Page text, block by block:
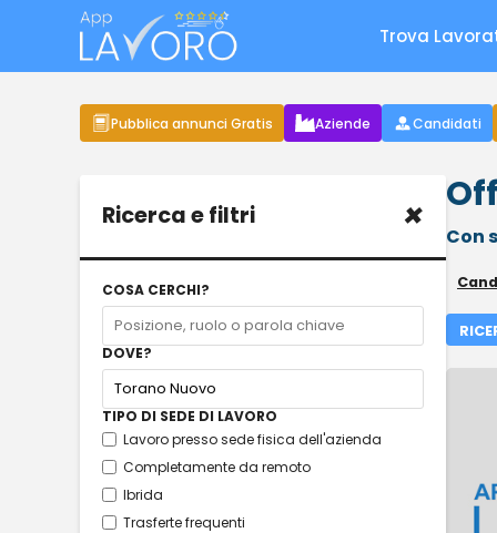
Trova
Pubblica annunci Gratis Aziende Candidati
Ricerca e filtri ×
COSA CERCHI?
DOVE?
TIPO DI SEDE DI LAVORO
Lavoro presso sede fisica dell'azienda
Completamente da remoto
Ibrida
Trasferte frequenti
Con